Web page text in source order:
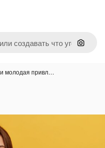
Поиск
молодая привл…